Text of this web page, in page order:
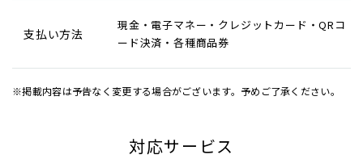
支払い方法
現金・電子マネー・クレジットカード・QRコ
ード決済・各種商品券
※掲載内容は予告なく変更する場合がございます。予めご了承ください。
対応サービス